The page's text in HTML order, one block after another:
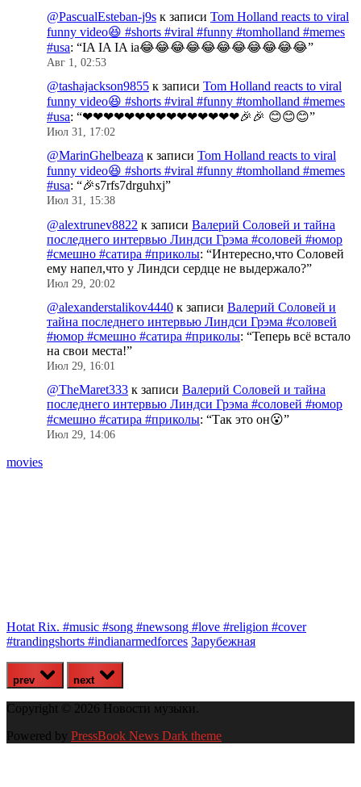
@PascualEsteban-j9s к записи Tom Holland reacts to viral
funny video😆 #shorts #viral #funny #tomholland #memes
#usa: “IA IA IA ia😂😂😂😂😂😂😂😂😂😂😂”
Авг 1, 02:53
@tashajackson9855 к записи Tom Holland reacts to viral
funny video😆 #shorts #viral #funny #tomholland #memes
#usa: “❤❤❤❤❤❤❤❤❤❤❤❤❤❤❤🎉🎉 😊😊😊”
Июл 31, 17:02
@MarinGhelbeaza к записи Tom Holland reacts to viral
funny video😆 #shorts #viral #funny #tomholland #memes
#usa: “🎉s7rfs7drguhxj”
Июл 31, 15:38
@alextrunev8822 к записи Валерий Соловей и тайна
последнего интервью Линдси Грэма #соловей #юмор
#смешно #сатира #приколы: “Интересно,что Соловей
ему напел,что у Линдси сердце не выдержало?”
Июл 29, 20:02
@alexanderstalikov4440 к записи Валерий Соловей и
тайна последнего интервью Линдси Грэма #соловей
#юмор #смешно #сатира #приколы: “Теперь всё встало
на свои места!”
Июл 29, 16:01
@TheMaret333 к записи Валерий Соловей и тайна
последнего интервью Линдси Грэма #соловей #юмор
#смешно #сатира #приколы: “Так это он😮”
Июл 29, 14:06
movies
Hotat Rix. #music #song #newsong #love #religion #cover
#trandingshorts #indianarmedforces Зарубежная
prev next
Copyright © 2026 Новости музыки.
Powered by PressBook News Dark theme